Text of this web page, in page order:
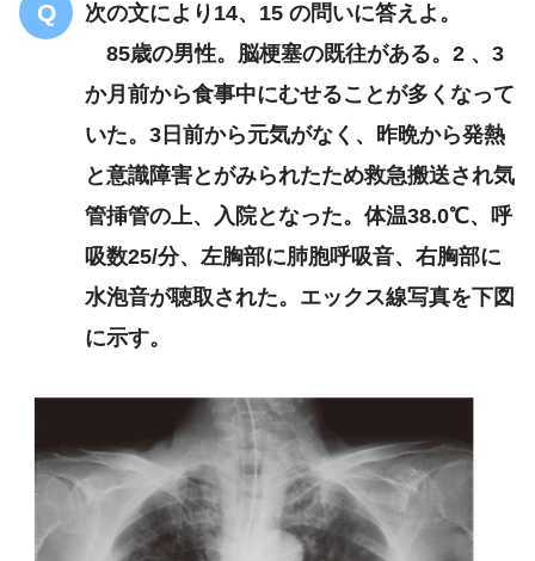
体幹前屈制限
次の文により14、15 の問いに答えよ。
85歳の男性。脳梗塞の既往がある。2 、3
か月前から食事中にむせることが多くなって
いた。3日前から元気がなく、昨晩から発熱
と意識障害とがみられたため救急搬送され気
管挿管の上、入院となった。体温38.0℃、呼
吸数25/分、左胸部に肺胞呼吸音、右胸部に
水泡音が聴取された。エックス線写真を下図
に示す。